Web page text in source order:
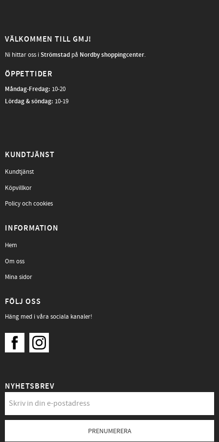
VÄLKOMMEN TILL GMJ!
Ni hittar oss iStrömstad på Nordby shoppingcenter.
ÖPPETTIDER
Måndag-Fredag: 10-20
Lördag & söndag: 10-19
KUNDTJÄNST
Kundtjänst
Köpvillkor
Policy och cookies
INFORMATION
Hem
Om oss
Mina sidor
FÖLJ OSS
Häng med i våra sociala kanaler!
NYHETSBREV
PRENUMERERA